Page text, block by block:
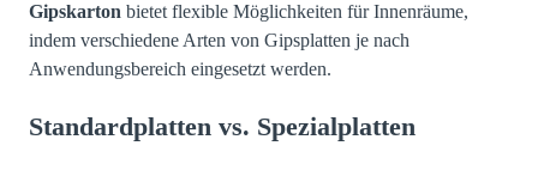
Gipskarton bietet flexible Möglichkeiten für Innenräume,
indem verschiedene Arten von Gipsplatten je nach
Anwendungsbereich eingesetzt werden.
Standardplatten vs. Spezialplatten